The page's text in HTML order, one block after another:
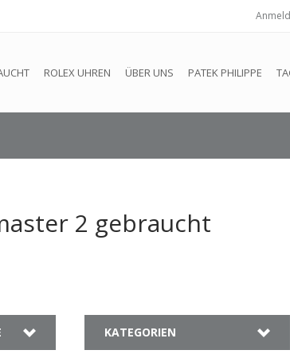
ROLEX UHREN ÜBER UNS PATEK PHILIPPE
2 gebraucht
KATEGORIEN
Eventuell können nicht alle Bestellungen